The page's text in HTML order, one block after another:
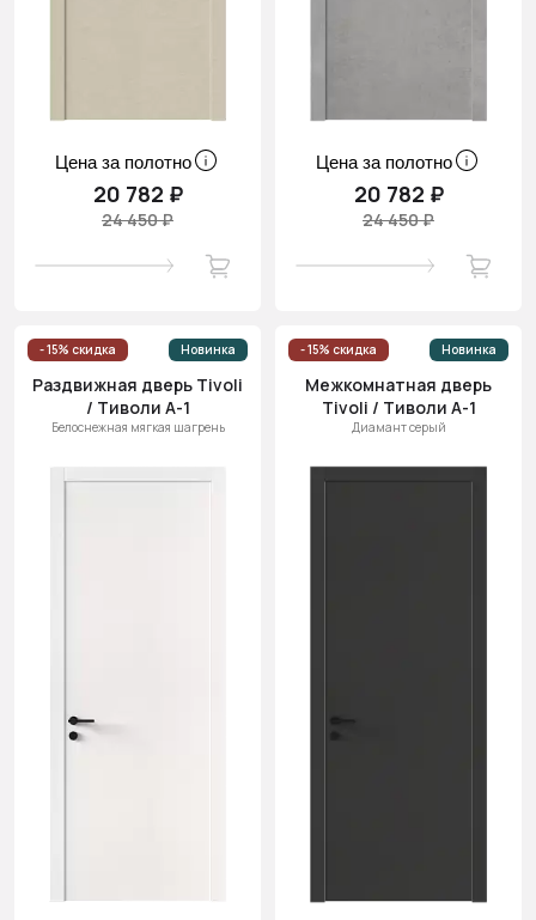
Цена за полотно
20 782 ₽
24 450 ₽
Цена за полотно
20 782 ₽
24 450 ₽
- 15% скидка Новинка
Раздвижная дверь Tivoli
/ Тиволи А-1
Белоснежная мягкая шагрень
- 15% скидка Новинка
Межкомнатная дверь
Tivoli / Тиволи А-1
Диамант серый